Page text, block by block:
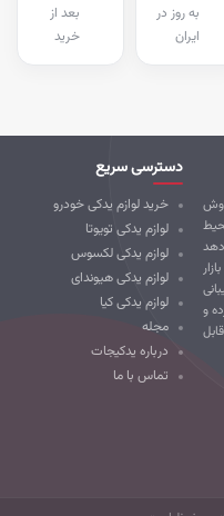
بعد از
خرید
به روز در
ایران
دسترسی سریع
خرید لوازم یدکی خودرو
لوازم یدکی تویوتا
لوازم یدکی لکسوس
لوازم یدکی هیوندای
لوازم یدکی کیا
مجله
درباره یدکیجات
تماس با ما